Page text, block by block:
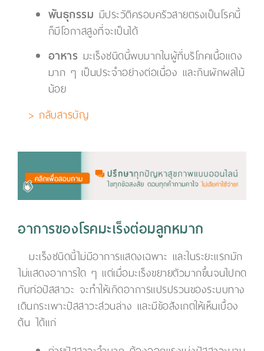
พันธุกรรม มีประวัติครอบครัวสายตรงเป็นโรคนี้
ก็มีโอกาสสูงที่จะเป็นได้
อาหาร มะเร็งชนิดนี้พบมากในผู้ที่บริโภคเนื้อแดง
มาก ๆ เป็นประจำอย่างต่อเนื่อง และกินผักผลไม้
น้อย
> กลับสารบัญ
อาการของโรคมะเร็งต่อมลูกหมาก
มะเร็งชนิดนี้ไม่มีอาการแสดงเฉพาะ และในระยะแรกมัก
ไม่แสดงอาการใด ๆ แต่เมื่อมะเร็งขยายตัวมากขึ้นจนไปกด
ทับท่อปัสสาวะ จะทำให้เกิดอาการแปรปรวนของระบบทาง
เดินกระเพาะปัสสาวะส่วนล่าง และมีข้อสังเกตให้เห็นเบื้อง
ต้น ได้แก่